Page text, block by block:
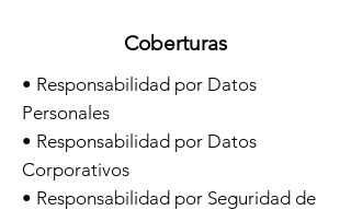
Coberturas
• Responsabilidad por Datos
Personales
• Responsabilidad por Datos
Corporativos
• Responsabilidad por Seguridad de